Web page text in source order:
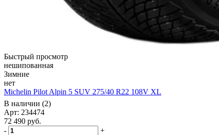
Быстрый просмотр
нешипованная
Зимние
нет
Michelin Pilot Alpin 5 SUV 275/40 R22 108V XL
В наличии (2)
Арт: 234474
72 490 руб.
-
+